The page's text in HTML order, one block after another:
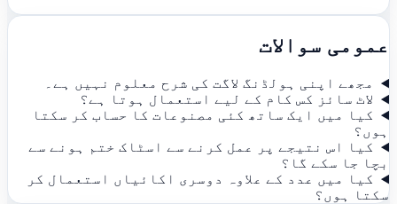
عمومی سوالات
مجھے اپنی ہولڈنگ لاگت کی شرح معلوم نہیں ہے۔
لاٹ سائز کس کام کے لیے استعمال ہوتا ہے؟
کیا میں ایک ساتھ کئی مصنوعات کا حساب کر سکتا
ہوں؟
کیا اس نتیجے پر عمل کرنے سے اسٹاک ختم ہونے سے
بچا جا سکے گا؟
کیا میں عدد کے علاوہ دوسری اکائیاں استعمال کر
سکتا ہوں؟